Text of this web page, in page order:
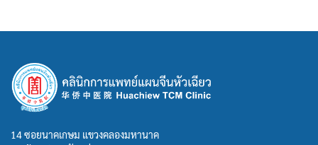
14 ซอยนาคเกษม แขวงคลองมหานาค